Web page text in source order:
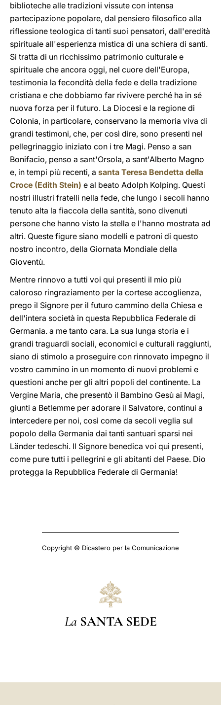
biblioteche alle tradizioni vissute con intensa
partecipazione popolare, dal pensiero filosofico alla
riflessione teologica di tanti suoi pensatori, dall'eredità
spirituale all'esperienza mistica di una schiera di santi.
Si tratta di un ricchissimo patrimonio culturale e
spirituale che ancora oggi, nel cuore dell'Europa,
testimonia la fecondità della fede e della tradizione
cristiana e che dobbiamo far rivivere perché ha in sé
nuova forza per il futuro. La Diocesi e la regione di
Colonia, in particolare, conservano la memoria viva di
grandi testimoni, che, per così dire, sono presenti nel
pellegrinaggio iniziato con i tre Magi. Penso a san
Bonifacio, penso a sant'Orsola, a sant'Alberto Magno
e, in tempi più recenti, a santa Teresa Bendetta della
Croce (Edith Stein) e al beato Adolph Kolping. Questi
nostri illustri fratelli nella fede, che lungo i secoli hanno
tenuto alta la fiaccola della santità, sono divenuti
persone che hanno visto la stella e l'hanno mostrata ad
altri. Queste figure siano modelli e patroni di questo
nostro incontro, della Giornata Mondiale della
Gioventù.
Mentre rinnovo a tutti voi qui presenti il mio più
caloroso ringraziamento per la cortese accoglienza,
prego il Signore per il futuro cammino della Chiesa e
dell'intera società in questa Repubblica Federale di
Germania. a me tanto cara. La sua lunga storia e i
grandi traguardi sociali, economici e culturali raggiunti,
siano di stimolo a proseguire con rinnovato impegno il
vostro cammino in un momento di nuovi problemi e
questioni anche per gli altri popoli del continente. La
Vergine Maria, che presentò il Bambino Gesù ai Magi,
giunti a Betlemme per adorare il Salvatore, continui a
intercedere per noi, così come da secoli veglia sul
popolo della Germania dai tanti santuari sparsi nei
Länder tedeschi. Il Signore benedica voi qui presenti,
come pure tutti i pellegrini e gli abitanti del Paese. Dio
protegga la Repubblica Federale di Germania!
Copyright © Dicastero per la Comunicazione
La SANTA SEDE